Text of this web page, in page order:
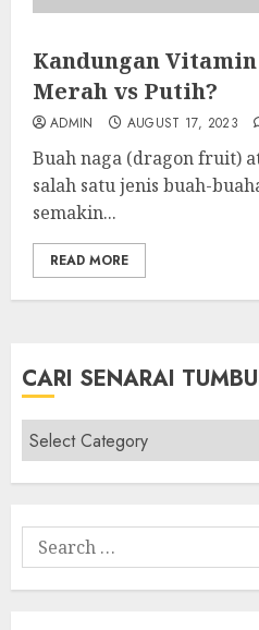
Kandungan Vitamin
Merah vs Putih?
ADMIN AUGUST 17, 2023
Buah naga (dragon fruit)
salah satu jenis buah-
semakin...
READ MORE
CARI SENARAI
Cari
Senarai
Tumbuhan
Search
for: